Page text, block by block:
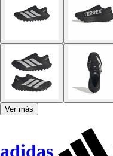
Ver más
adidas